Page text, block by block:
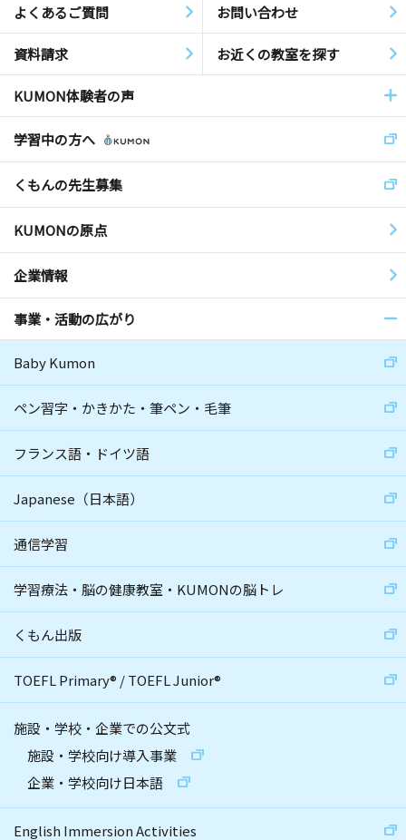
よくあるご質問 お問い合わせ
資料請求 お近くの教室を探す
KUMON体験者の声
学習中の方へ
くもんの先生募集
KUMONの原点
企業情報
事業・活動の広がり
Baby Kumon
ペン習字・かきかた・筆ペン・毛筆
フランス語・ドイツ語
Japanese（日本語）
通信学習
学習療法・脳の健康教室・KUMONの脳トレ
くもん出版
TOEFL Primary® /TOEFL Junior®
施設・学校・企業での公文式
施設・学校向け導入事業
企業・学校向け日本語
English Immersion Activities